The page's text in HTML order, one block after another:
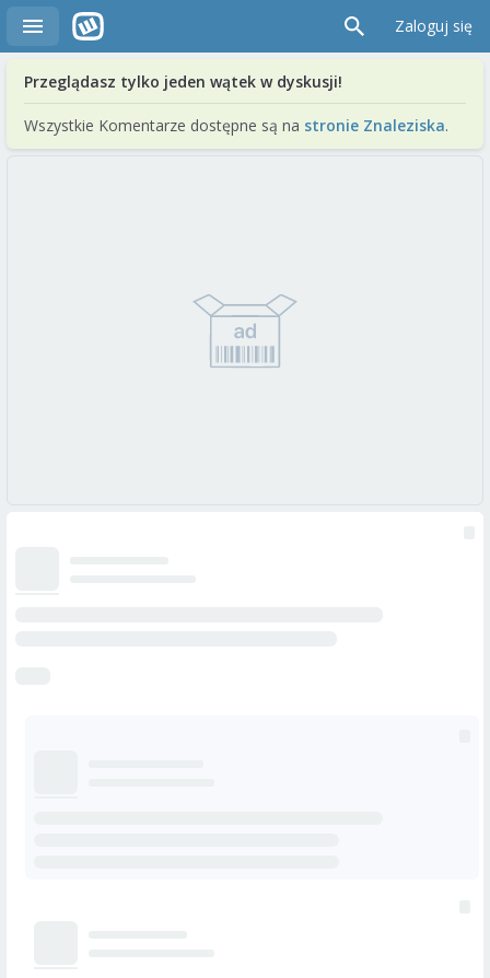
Zaloguj się
Przeglądasz tylko jeden wątek w dyskusji!
Wszystkie Komentarze dostępne są na stronie Znaleziska.